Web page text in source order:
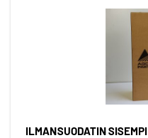
ILMANSUODATIN SISEMPI